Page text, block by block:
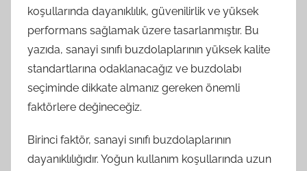
koşullarında dayanıklılık, güvenilirlik ve yüksek
performans sağlamak üzere tasarlanmıştır. Bu
yazıda, sanayi sınıfı buzdolaplarının yüksek kalite
standartlarına odaklanacağız ve buzdolabı
seçiminde dikkate almanız gereken önemli
faktörlere değineceğiz.
Birinci faktör, sanayi sınıfı buzdolaplarının
dayanıklılığıdır. Yoğun kullanım koşullarında uzun